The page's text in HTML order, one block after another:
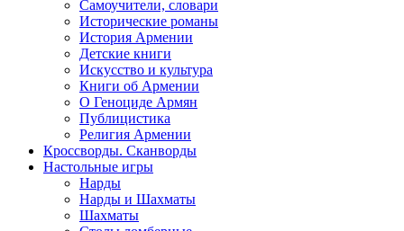
Самоучители, словари
Исторические романы
История Армении
Детские книги
Иcкусство и культура
Книги об Армении
О Геноциде Армян
Публицистика
Религия Армении
Кроссворды. Сканворды
Настольные игры
Нарды
Нарды и Шахматы
Шахматы